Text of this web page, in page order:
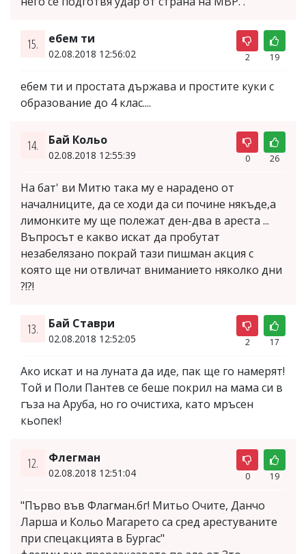
15. ебем ти
02.08.2018 12:56:02 2 19
ебем ти и простата държава и простите куки с
образование до 4 клас....
14. Бай Кольо
02.08.2018 12:55:39 0 26
На бат' ви Митю така му е нарадено от
началниците, да се ходи да си почине някъде,а
лимонките му ще полежат ден-два в ареста ...
Въпросът е какво искат да пробутат
незабелязано покрай тази пишман акция с
която ще ни отвличат вниманието няколко дни
?!?!
13. Бай Ставри
02.08.2018 12:52:05 2 17
Ако искат и на луната да иде, пак ще го намерят!
Той и Поли Пантев се беше покрил на мама си в
гъза на Аруба, но го очистиха, като мръсен
кьопек!
12. Флегман
02.08.2018 12:51:04 0 19
"Първо във Флагман.бг! Митьо Очите, Данчо
Ларша и Кольо Магарето са сред арестуваните
при спецакцията в Бургас"